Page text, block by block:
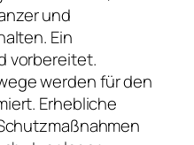
und
Ein
vorbereitet.
werden für den
Erhebliche